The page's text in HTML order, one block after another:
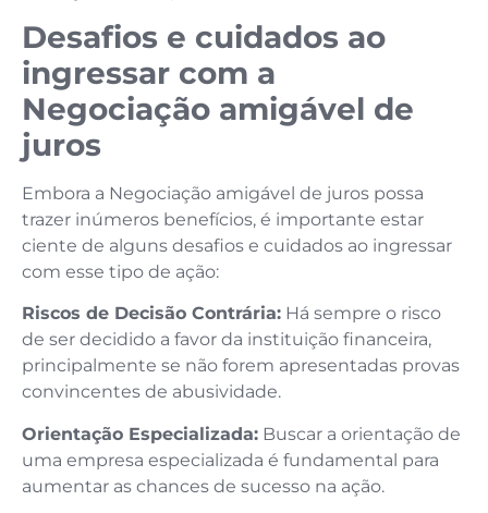
Desafios e cuidados ao
ingressar com a
Negociação amigável de
juros
Embora a Negociação amigável de juros possa
trazer inúmeros benefícios, é importante estar
ciente de alguns desafios e cuidados ao ingressar
com esse tipo de ação:
Riscos de Decisão Contrária: Há sempre o risco
de ser decidido a favor da instituição financeira,
principalmente se não forem apresentadas provas
convincentes de abusividade.
Orientação Especializada: Buscar a orientação de
uma empresa especializada é fundamental para
aumentar as chances de sucesso na ação.